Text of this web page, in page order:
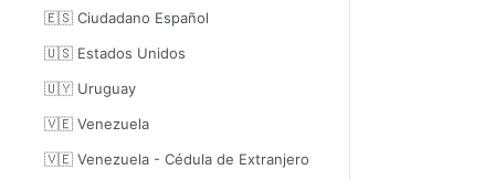
🇪🇸 Ciudadano Español
🇺🇸 Estados Unidos
🇺🇾 Uruguay
🇻🇪 Venezuela
🇻🇪 Venezuela - Cédula de Extranjero